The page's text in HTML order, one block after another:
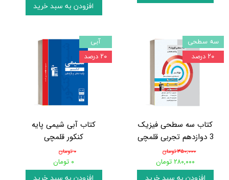
افزودن به سبد خرید
کتاب سه سطحی فیزیک
3 دوازدهم تجربی قلمچی
۳۵۰,۰۰۰ تومان
۲۸۰,۰۰۰ تومان
سه سطحی
۲۰ درصد
کتاب آبی شیمی پایه
کنکور قلمچی
۰ تومان
۰ تومان
آبی
۲۰ درصد